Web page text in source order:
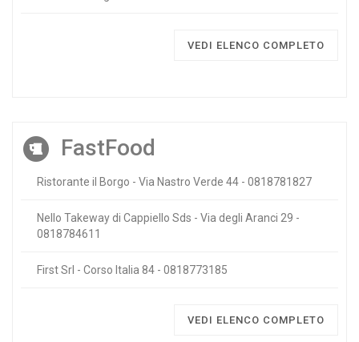
VEDI ELENCO COMPLETO
FastFood
Ristorante il Borgo - Via Nastro Verde 44 - 0818781827
Nello Takeway di Cappiello Sds - Via degli Aranci 29 -
0818784611
First Srl - Corso Italia 84 - 0818773185
VEDI ELENCO COMPLETO